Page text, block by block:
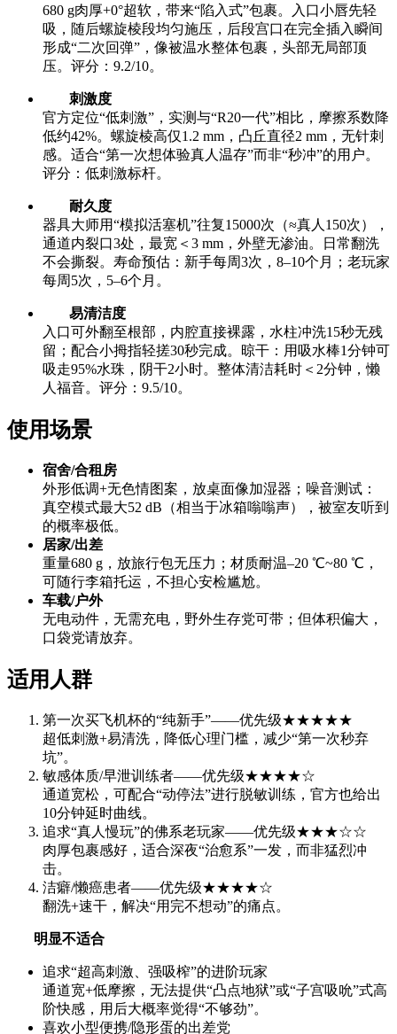
680 g肉厚+0°超软，带来“陷入式”包裹。入口小唇先轻
吸，随后螺旋棱段均匀施压，后段宫口在完全插入瞬间
形成“二次回弹”，像被温水整体包裹，头部无局部顶
压。评分：9.2/10。
刺激度
官方定位“低刺激”，实测与“R20一代”相比，摩擦系数降
低约42%。螺旋棱高仅1.2 mm，凸丘直径2 mm，无针刺
感。适合“第一次想体验真人温存”而非“秒冲”的用户。
评分：低刺激标杆。
耐久度
器具大师用“模拟活塞机”往复15000次（≈真人150次），
通道内裂口3处，最宽＜3 mm，外壁无渗油。日常翻洗
不会撕裂。寿命预估：新手每周3次，8–10个月；老玩家
每周5次，5–6个月。
易清洁度
入口可外翻至根部，内腔直接裸露，水柱冲洗15秒无残
留；配合小拇指轻搓30秒完成。晾干：用吸水棒1分钟可
吸走95%水珠，阴干2小时。整体清洁耗时＜2分钟，懒
人福音。评分：9.5/10。
使用场景
宿舍/合租房
外形低调+无色情图案，放桌面像加湿器；噪音测试：
真空模式最大52 dB（相当于冰箱嗡嗡声），被室友听到
的概率极低。
居家/出差
重量680 g，放旅行包无压力；材质耐温–20 ℃~80 ℃，
可随行李箱托运，不担心安检尴尬。
车载/户外
无电动件，无需充电，野外生存党可带；但体积偏大，
口袋党请放弃。
适用人群
第一次买飞机杯的“纯新手”——优先级★★★★★
超低刺激+易清洗，降低心理门槛，减少“第一次秒弃
坑”。
敏感体质/早泄训练者——优先级★★★★☆
通道宽松，可配合“动停法”进行脱敏训练，官方也给出
10分钟延时曲线。
追求“真人慢玩”的佛系老玩家——优先级★★★☆☆
肉厚包裹感好，适合深夜“治愈系”一发，而非猛烈冲
击。
洁癖/懒癌患者——优先级★★★★☆
翻洗+速干，解决“用完不想动”的痛点。
明显不适合
追求“超高刺激、强吸榨”的进阶玩家
通道宽+低摩擦，无法提供“凸点地狱”或“子宫吸吮”式高
阶快感，用后大概率觉得“不够劲”。
喜欢小型便携/隐形蛋的出差党